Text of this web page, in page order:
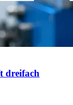
dreifach